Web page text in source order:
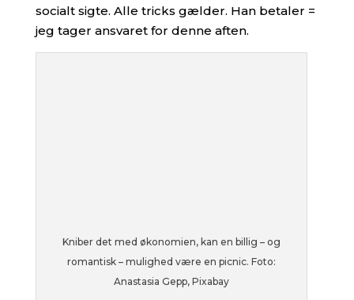
socialt sigte. Alle tricks gælder. Han betaler =
jeg tager ansvaret for denne aften.
Kniber det med økonomien, kan en billig – og
romantisk – mulighed være en picnic. Foto:
Anastasia Gepp, Pixabay